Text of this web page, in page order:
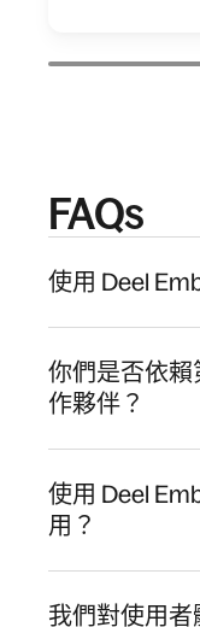
FAQs
使用 Deel
你們是否依
作夥伴？
使用 Deel
用？
我們對使用者